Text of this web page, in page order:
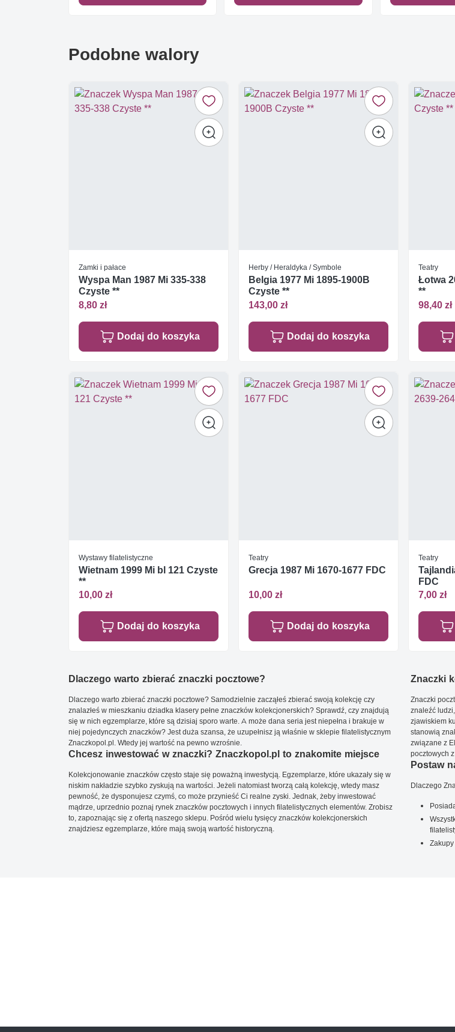
Podobne walory
Zamki i pałace
Wyspa Man 1987 Mi 335-338
Czyste **
8,80 zł
Dodaj do koszyka
Herby / Heraldyka / Symbole
Belgia 1977 Mi 1895-1900B
Czyste **
143,00 zł
Dodaj do koszyka
Teatry
Łotwa
**
98,40 zł
Wystawy filatelistyczne
Wietnam 1999 Mi bl 121 Czyste
**
10,00 zł
Dodaj do koszyka
Teatry
Grecja 1987 Mi 1670-1677 FDC
10,00 zł
Dodaj do koszyka
Teatry
FDC
7,00 zł
Dlaczego warto zbierać znaczki pocztowe?
Dlaczego warto zbierać znaczki pocztowe? Samodzielnie zacząłeś zbierać swoją kolekcję czy
znalazłeś w mieszkaniu dziadka klasery pełne znaczków kolekcjonerskich? Sprawdź, czy znajdują
się w nich egzemplarze, które są dzisiaj sporo warte. A może dana seria jest niepełna i brakuje w
niej pojedynczych znaczków? Jest duża szansa, że uzupełnisz ją właśnie w sklepie filatelistycznym
Znaczkopol.pl. Wtedy jej wartość na pewno wzrośnie.
Chcesz inwestować w znaczki? Znaczkopol.pl to znakomite miejsce
Kolekcjonowanie znaczków często staje się poważną inwestycją. Egzemplarze, które ukazały się w
niskim nakładzie szybko zyskują na wartości. Jeżeli natomiast tworzą całą kolekcję, wtedy masz
pewność, że dysponujesz czymś, co może przynieść Ci realne zyski. Jednak, żeby inwestować
mądrze, uprzednio poznaj rynek znaczków pocztowych i innych filatelistycznych elementów. Zrobisz
to, zapoznając się z ofertą naszego sklepu. Pośród wielu tysięcy znaczków kolekcjonerskich
znajdziesz egzemplarze, które mają swoją wartość historyczną.
Znaczki
Znaczki
znaleźć
zjawiskiem
stanowią
związane z
pocztowych
Postaw
Dlaczego